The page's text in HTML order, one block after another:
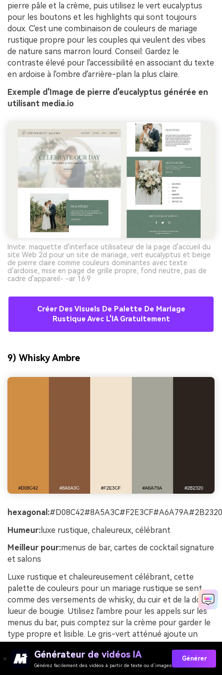
pierre pâle et la crème, puis utilisez le vert eucalyptus
pour les boutons et les highlights qui sont toujours
doux. C'est une combinaison de couleurs de mariage
rustique propre pour les couples qui veulent des vibes
de nature sans marron lourd. Conseil: Gardez le
contraste élevé pour l'accessibilité en associant du texte
en ardoise à l'ombre d'arrière-plan la plus claire.
Exemple d'Image de pierre d'eucalyptus générée en
utilisant media.io
Invite: maquette d'interface utilisateur de la page d'accueil du
site Web 2d pour un site de mariage, vert eucalyptus et beige
de pierre claire comme couleurs dominantes avec texte
d'ardoise, mise en page de grille propre, fond neutre, pas de
cadre d'appareil- -ar 16:9
Créer Des Visuels De Palette De Mariage
Rustique Avec L'IA Gratuitement
9) Whisky Ambre
hexagonal:#D08C42#8A5A3C#F2E3CF#A6A79A#2B2320
Humeur: luxe rustique, chaleureux, célébrant
Meilleur pour:menus de bar, cartes de cocktail signature
et salons
Luxe rustique et chaleureusement célébrant, cette
palette de couleurs pour un mariage rustique se sent
comme des versements de whisky, du cuir et de la douce
lueur de bougie. Utilisez l'ambre pour les appels sur les
menus du bar, puis comptez sur la crème pour garder le
type propre et lisible. Le gris-vert atténué ajoute un
Astuce: Ajoutez un petit ensemble d'icônes en ambre
pour les noms de cocktails pour donner au design une
Générateur de vidéos IA
Générez facilement des vidéos à partir de texte ou d’images
Générer